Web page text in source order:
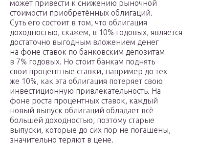
может привести к снижению рыночной
стоимости приобретённых облигаций.
Суть его состоит в том, что облигация
доходностью, скажем, в 10% годовых, является
достаточно выгодным вложением денег
на фоне ставок по банковским депозитам
в 7% годовых. Но стоит банкам поднять
свои процентные ставки, например до тех
же 10%, как эта облигация потеряет свою
инвестиционную привлекательность. На
фоне роста процентных ставок, каждый
новый выпуск облигаций обладает всё
большей доходностью, поэтому старые
выпуски, которые до сих пор не погашены,
значительно теряют в цене.